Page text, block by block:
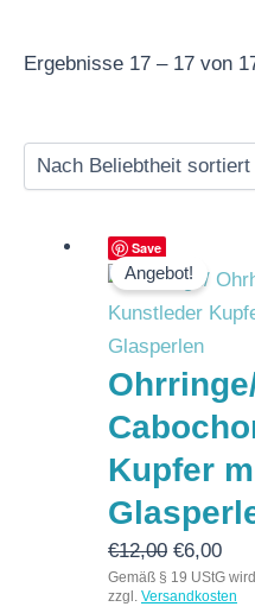
Ergebnisse 17 – 17 von
Save
Angebot!
Kupfer
€12,00
Preis
war:
€12,00
€6,00
ist:
Gemäß § 19 UStG
zzgl. Versandkosten